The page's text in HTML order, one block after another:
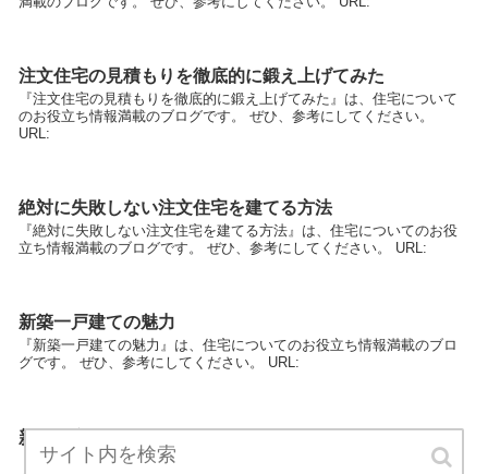
注文住宅の見積もりを徹底的に鍛え上げてみた
『注文住宅の見積もりを徹底的に鍛え上げてみた』は、住宅について
のお役立ち情報満載のブログです。 ぜひ、参考にしてください。
URL:
絶対に失敗しない注文住宅を建てる方法
『絶対に失敗しない注文住宅を建てる方法』は、住宅についてのお役
立ち情報満載のブログです。 ぜひ、参考にしてください。 URL:
新築一戸建ての魅力
『新築一戸建ての魅力』は、住宅についてのお役立ち情報満載のブロ
グです。 ぜひ、参考にしてください。 URL:
新築住宅口コミ比較サイト
『新築住宅口コミ比較サイト』は、住宅についてのお役立ち情報満載